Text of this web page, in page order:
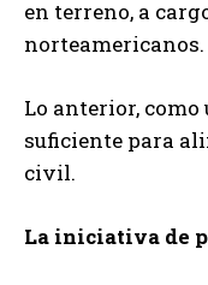
en terreno, a
norteamericanos.
Lo anterior,
suficiente para
civil.
La iniciativa de